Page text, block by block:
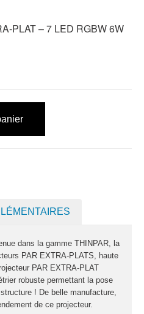
PLAT – 7 LED RGBW 6W
dans la gamme THINPAR, la
PAR EXTRA-PLATS, haute
PAR EXTRA-PLAT
robuste permettant la pose
! De belle manufacture,
de ce projecteur.